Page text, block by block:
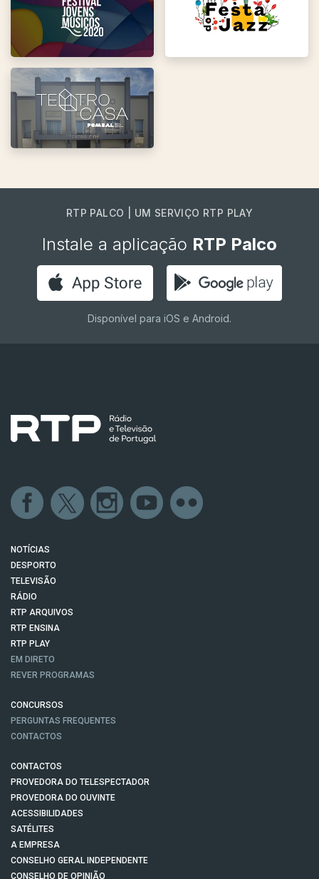
RTP PALCO | UM SERVIÇO RTP PLAY
Instale a aplicação RTP Palco
Disponível para iOS e Android.
NOTÍCIAS
DESPORTO
TELEVISÃO
RÁDIO
RTP ARQUIVOS
RTP ENSINA
RTP PLAY
EM DIRETO
REVER PROGRAMAS
CONCURSOS
PERGUNTAS FREQUENTES
CONTACTOS
CONTACTOS
PROVEDORA DO TELESPECTADOR
PROVEDORA DO OUVINTE
ACESSIBILIDADES
SATÉLITES
A EMPRESA
CONSELHO GERAL INDEPENDENTE
CONSELHO DE OPINIÃO